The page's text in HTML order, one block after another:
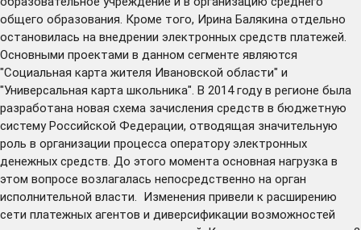
общего образования. Кроме того, Ирина Балякина отдельно
остановилась на внедрении электронных средств платежей.
Основными проектами в данном сегменте являются
"Социальная карта жителя Ивановской области" и
"Универсальная карта школьника". В 2014 году в регионе была
разработана новая схема зачисления средств в бюджетную
систему Российской Федерации, отводящая значительную
роль в организации процесса оператору электронных
денежных средств. До этого момента основная нагрузка в
этом вопросе возлагалась непосредственно на орган
исполнительной власти. Изменения привели к расширению
сети платежных агентов и диверсификации возможностей